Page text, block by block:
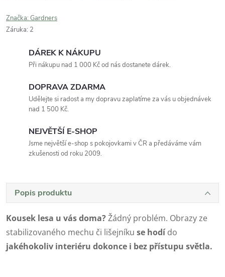
Značka: Gardners
Záruka: 2
DÁREK K NÁKUPU
Při nákupu nad 1 000 Kč od nás dostanete dárek.
DOPRAVA ZDARMA
Udělejte si radost a my dopravu zaplatíme za vás u objednávek
nad 1 500 Kč.
NEJVĚTŠÍ E-SHOP
Jsme největší e-shop s pokojovkami v ČR a předáváme vám
zkušenosti od roku 2009.
Popis produktu
Kousek lesa u vás doma?Žádný problém. Obrazy ze
stabilizovaného mechu či lišejníku se hodído
jakéhokoliv interiéru dokonce i bez přístupu světla.